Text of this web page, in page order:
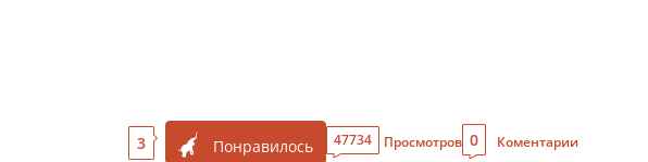
3 Понравилось 47734 Просмотров 0 Коментарии